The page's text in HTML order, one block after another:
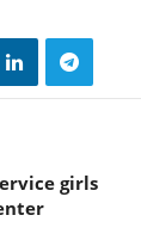
girls